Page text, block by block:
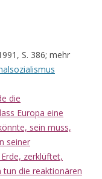
S. 386; mehr
die
Europa eine
sein muss,
seiner
zerklüftet,
die reaktionären